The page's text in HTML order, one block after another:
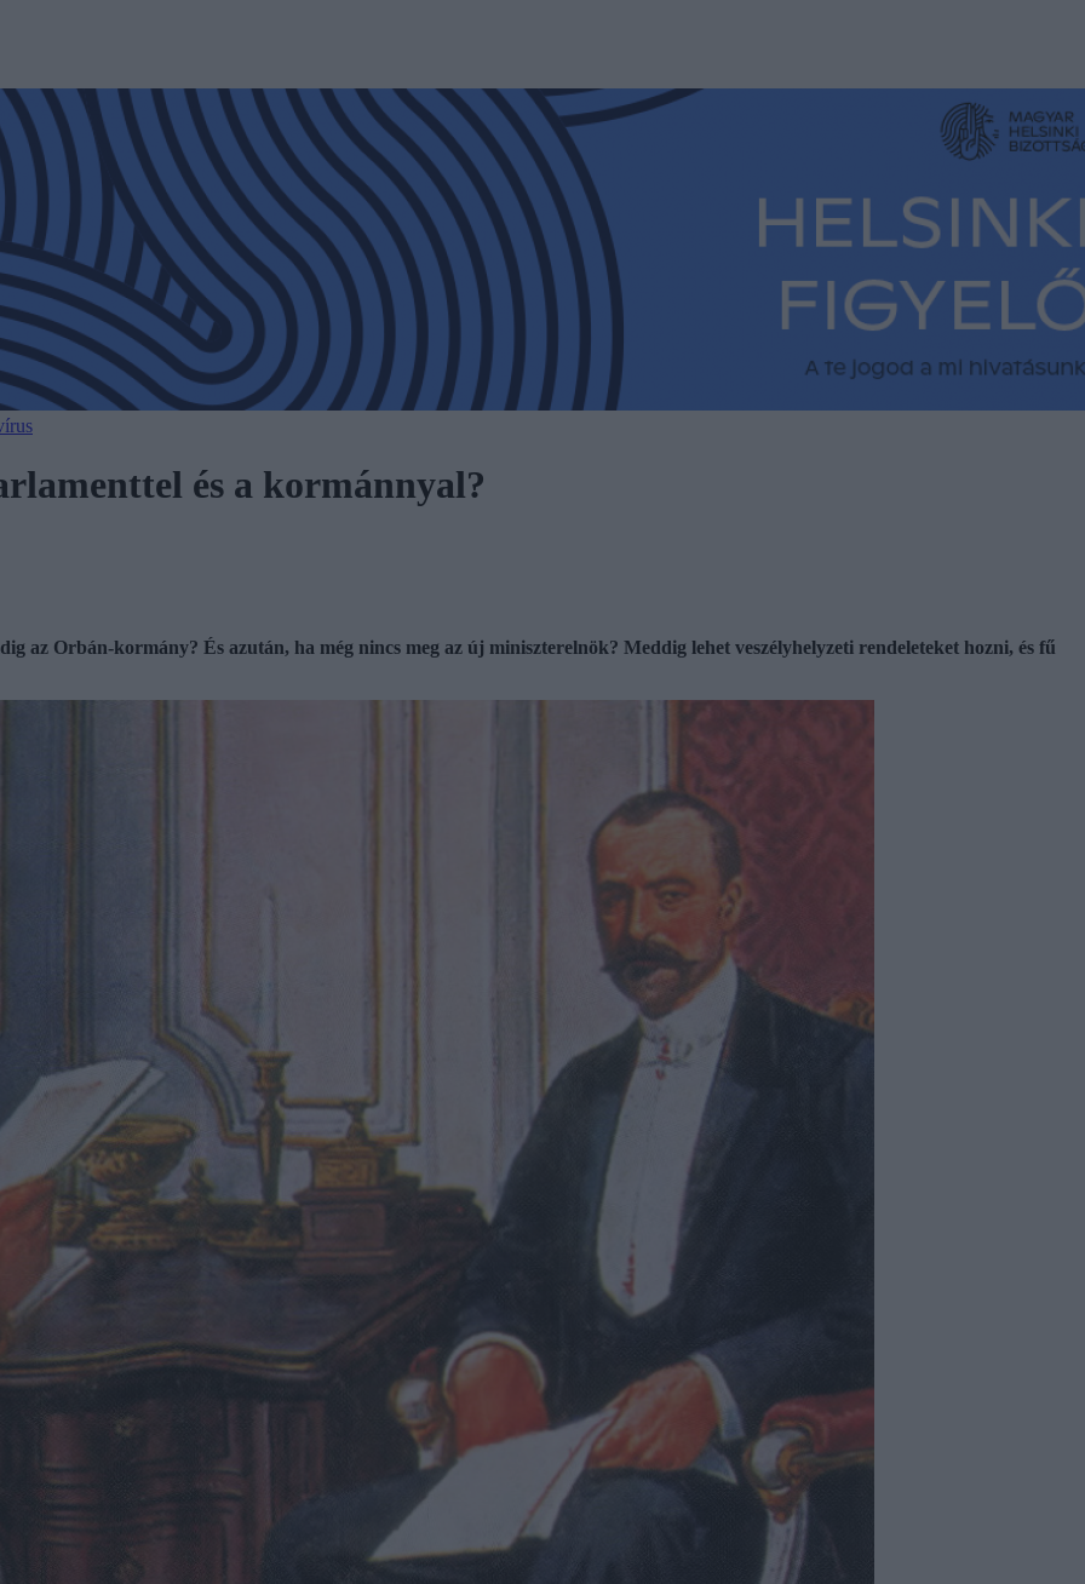
és a kormánnyal?
az Orbán-kormány? És azután, ha még nincs meg az új miniszterelnök? Meddig lehet veszélyhelyzeti rendeleteket hozni, és fű